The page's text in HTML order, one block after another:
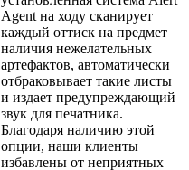
Agent на ходу сканирует
каждый оттиск на предмет
наличия нежелательных
артефактов, автоматически
отбраковывает такие листы
и издает предупреждающий
звук для печатника.
Благодаря наличию этой
опции, наши клиенты
избавлены от неприятных